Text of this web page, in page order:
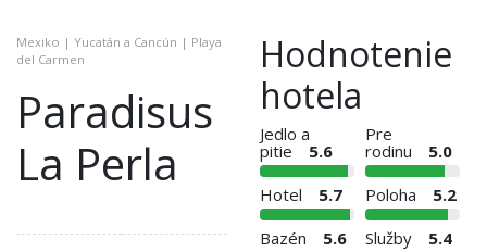
Mexiko | Yucatán a Cancún | Playa
del Carmen
Paradisus
La Perla
Hodnotenie
hotela
Jedlo a
pitie
5.6
Pre
rodinu
5.0
Hotel
5.7 Poloha
5.2
Bazén
5.6 Služby
5.4